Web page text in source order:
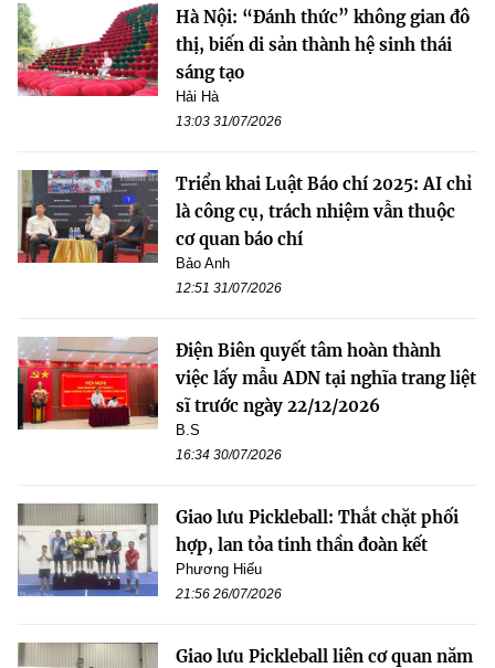
Hà Nội: “Đánh thức” không gian đô
thị, biến di sản thành hệ sinh thái
sáng tạo
Hải Hà
13:03 31/07/2026
Triển khai Luật Báo chí 2025: AI chỉ
là công cụ, trách nhiệm vẫn thuộc
cơ quan báo chí
Bảo Anh
12:51 31/07/2026
Điện Biên quyết tâm hoàn thành
việc lấy mẫu ADN tại nghĩa trang liệt
sĩ trước ngày 22/12/2026
B.S
16:34 30/07/2026
Giao lưu Pickleball: Thắt chặt phối
hợp, lan tỏa tinh thần đoàn kết
Phương Hiếu
21:56 26/07/2026
Giao lưu Pickleball liên cơ quan năm